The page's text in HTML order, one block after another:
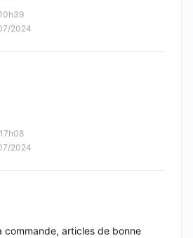
2024
2024
commande, articles de bonne